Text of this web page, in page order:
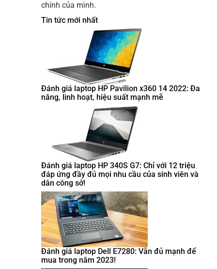
chính của mình.
Tin tức mới nhất
Đánh giá laptop HP Pavilion x360 14 2022: Đa
năng, linh hoạt, hiệu suất mạnh mẽ
Đánh giá laptop HP 340S G7: Chỉ với 12 triệu
đáp ứng đầy đủ mọi nhu cầu của sinh viên và
dân công sở!
Đánh giá laptop Dell E7280: Vẫn đủ mạnh để
mua trong năm 2023!